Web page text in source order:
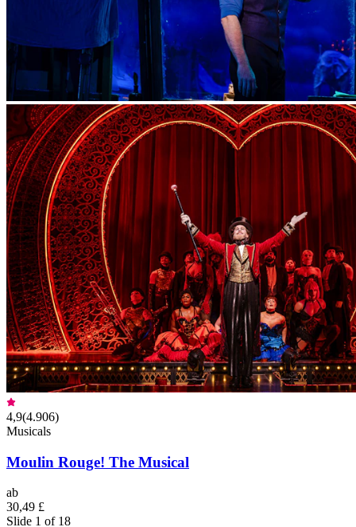
4,9(4.906)
Musicals
Moulin Rouge! The Musical
ab
30,49 £
Slide 1 of 18